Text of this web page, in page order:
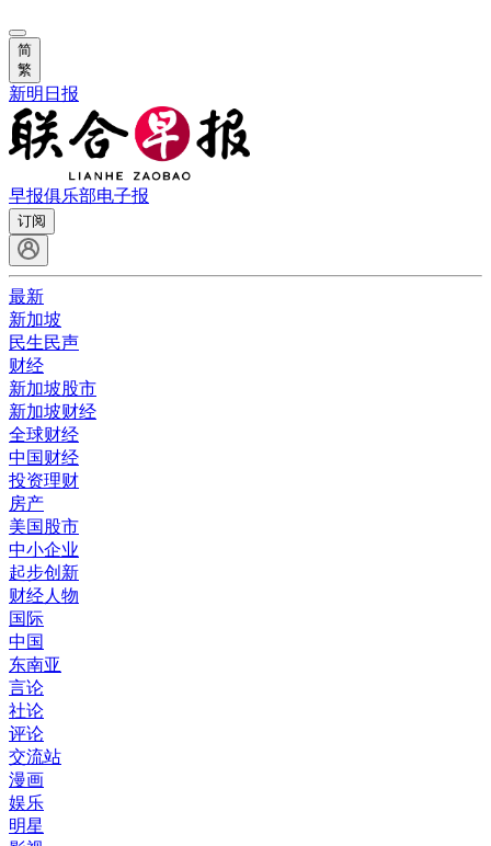
简
繁
新明日报
早报俱乐部电子报
订阅
最新
新加坡
民生民声
财经
新加坡股市
新加坡财经
全球财经
中国财经
投资理财
房产
美国股市
中小企业
起步创新
财经人物
国际
中国
东南亚
言论
社论
评论
交流站
漫画
娱乐
明星